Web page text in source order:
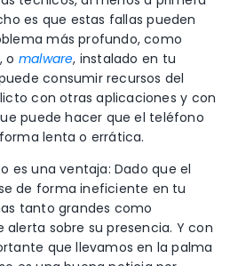
es que estas fallas pueden
más profundo, como
o malware, instalado en tu
consumir recursos del
con otras aplicaciones y con
puede hacer que el teléfono
lenta o errática.
es una ventaja: Dado que el
de forma ineficiente en tu
tanto grandes como
sobre su presencia. Y con
que llevamos en la palma